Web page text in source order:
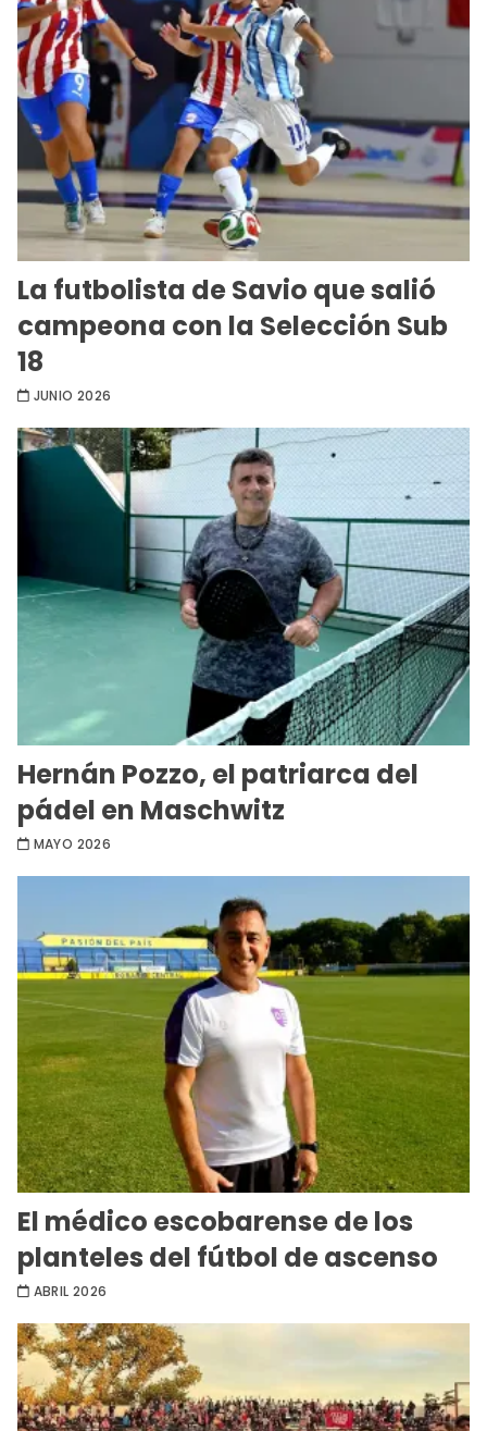
La futbolista de Savio que salió
campeona con la Selección Sub
18
JUNIO 2026
Hernán Pozzo, el patriarca del
pádel en Maschwitz
MAYO 2026
El médico escobarense de los
planteles del fútbol de ascenso
ABRIL 2026